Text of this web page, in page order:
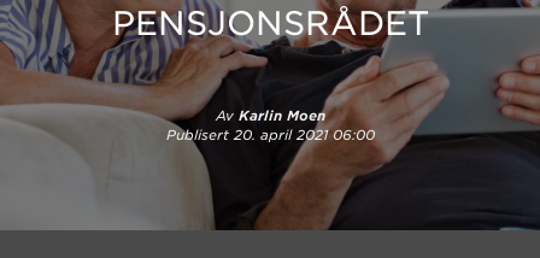
PENSJONSRÅDET
Av Karlin Moen
Publisert 20. april 2021 06:00